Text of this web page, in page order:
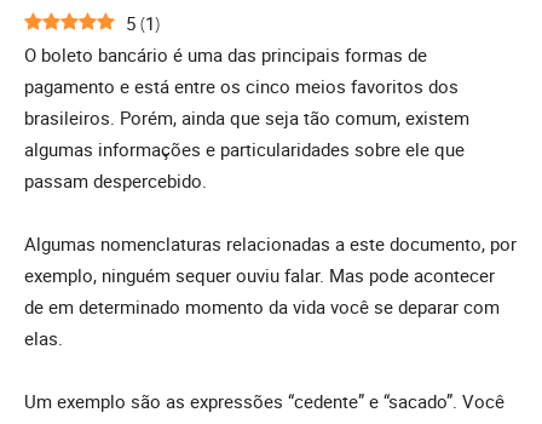
5 (1)
O boleto bancário é uma das principais formas de
pagamento e está entre os cinco meios favoritos dos
brasileiros. Porém, ainda que seja tão comum, existem
algumas informações e particularidades sobre ele que
passam despercebido.
Algumas nomenclaturas relacionadas a este documento, por
exemplo, ninguém sequer ouviu falar. Mas pode acontecer
de em determinado momento da vida você se deparar com
elas.
Um exemplo são as expressões “cedente” e “sacado”. Você